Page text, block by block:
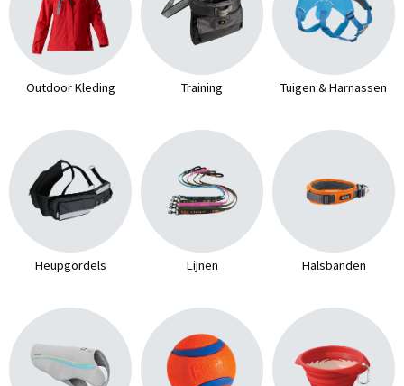
Outdoor Kleding Training Tuigen & Harnassen
Heupgordels Lijnen Halsbanden